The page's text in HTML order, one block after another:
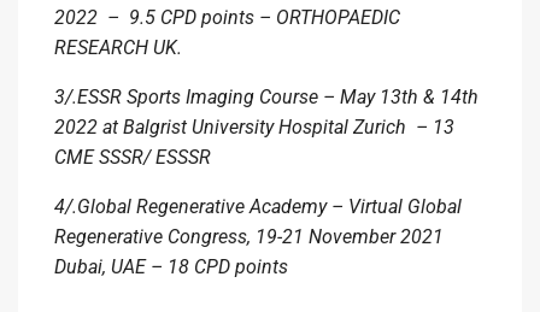
2022 – 9.5 CPD points – ORTHOPAEDIC
RESEARCH UK.
3/.ESSR Sports Imaging Course – May 13th & 14th
2022 at Balgrist University Hospital Zurich – 13
CME SSSR/ ESSSR
4/.Global Regenerative Academy – Virtual Global
Regenerative Congress, 19-21 November 2021
Dubai, UAE – 18 CPD points